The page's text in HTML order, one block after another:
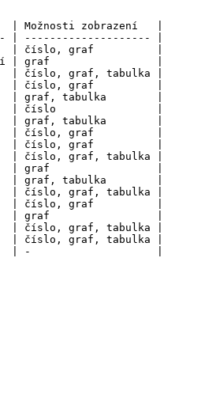
zobrazení   |
| -------------------- |
| číslo, graf          |
| graf                 |
číslo, graf, tabulka |
| číslo, graf          |
graf, tabulka        |
| číslo                |
| graf, tabulka        |
| číslo, graf          |
číslo, graf          |
| číslo, graf, tabulka |
| graf                 |
| graf, tabulka        |
| číslo, graf, tabulka |
číslo, graf          |
| graf                 |
graf, tabulka |
číslo, graf, tabulka |
| -                    |